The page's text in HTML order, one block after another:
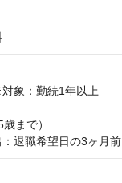
象：勤続1年以上
まで）
退職希望日の3ヶ月前